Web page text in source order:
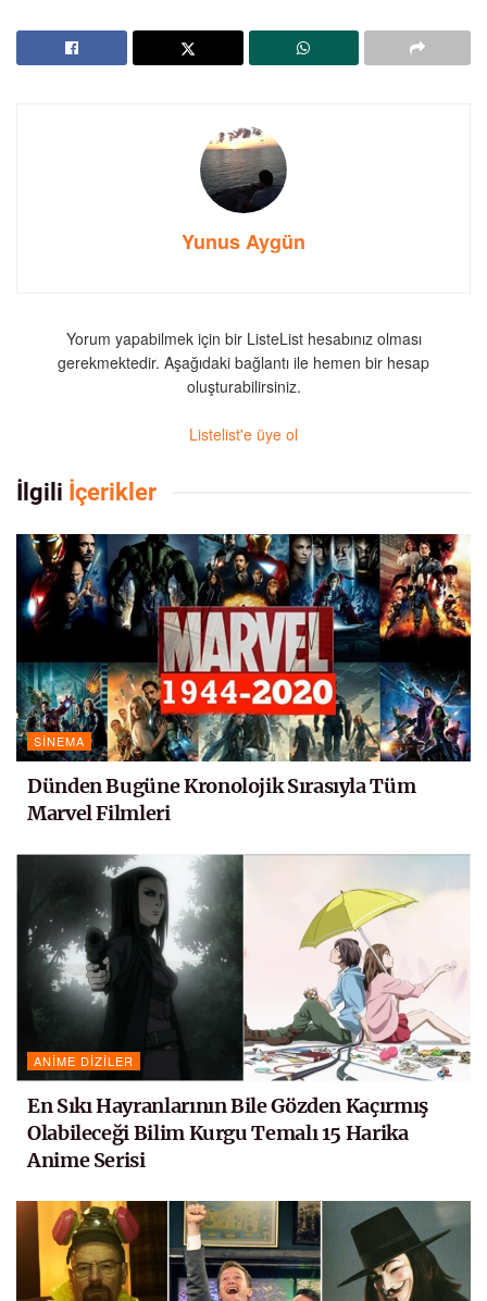
Yunus Aygün
Yorum yapabilmek için bir ListeList hesabınız olması
gerekmektedir. Aşağıdaki bağlantı ile hemen bir hesap
oluşturabilirsiniz.
Listelist'e üye ol
İlgili İçerikler
SINEMA
Dünden Bugüne Kronolojik Sırasıyla Tüm
Marvel Filmleri
ANIME DIZILER
En Sıkı Hayranlarının Bile Gözden Kaçırmış
Olabileceği Bilim Kurgu Temalı 15 Harika
Anime Serisi